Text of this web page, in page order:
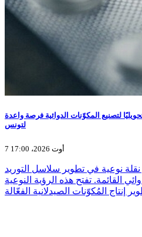
لتصنيع المكوّنات الدوائية فرصة واعدة
لتونس
7 أوت 2026، 17:00
نقلة نوعية في تطوير سلاسل التوريد
القائمة. تفتح هذه الرؤية النوعية